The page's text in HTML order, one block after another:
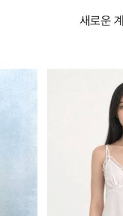
새로운